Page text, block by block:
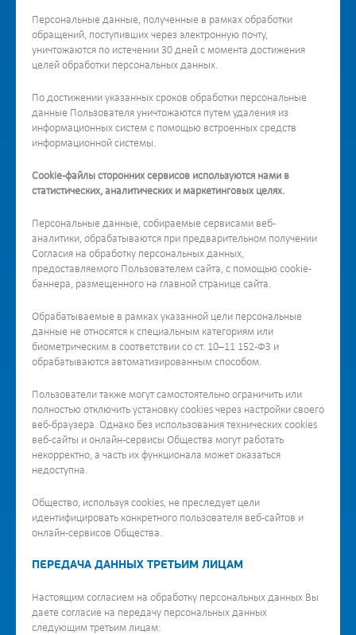
Персональные данные, полученные в рамках обработки
обращений, поступивших через электронную почту,
уничтожаются по истечении 30 дней с момента достижения
целей обработки персональных данных.
По достижении указанных сроков обработки персональные
данные Пользователя уничтожаются путем удаления из
информационных систем с помощью встроенных средств
информационной системы.
Cookie-файлы сторонних сервисов используются нами в
статистических, аналитических и маркетинговых целях.
Персональные данные, собираемые сервисами веб-
аналитики, обрабатываются при предварительном получении
Согласия на обработку персональных данных,
предоставляемого Пользователем сайта, с помощью cookie-
баннера, размещенного на главной странице сайта.
Обрабатываемые в рамках указанной цели персональные
данные не относятся к специальным категориям или
биометрическим в соответствии со ст. 10–11 152-ФЗ и
обрабатываются автоматизированным способом.
Пользователи также могут самостоятельно ограничить или
полностью отключить установку cookies через настройки своего
веб-браузера. Однако без использования технических cookies
веб-сайты и онлайн-сервисы Общества могут работать
некорректно, а часть их функционала может оказаться
недоступна.
Общество, используя cookies, не преследует цели
идентифицировать конкретного пользователя веб-сайтов и
онлайн-сервисов Общества.
ПЕРЕДАЧА ДАННЫХ ТРЕТЬИМ ЛИЦАМ
Настоящим согласием на обработку персональных данных Вы
даете согласие на передачу персональных данных
следующим третьим лицам: